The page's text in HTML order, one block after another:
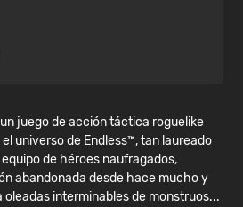
juego de acción táctica roguelike
universo de Endless™, tan laureado
de héroes naufragados,
abandonada desde hace mucho y
interminables de monstruos...